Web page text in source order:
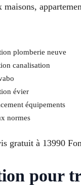
maisons,
plomberie neuve
canalisation
évier
équipements
normes
gratuit à 13990
pour